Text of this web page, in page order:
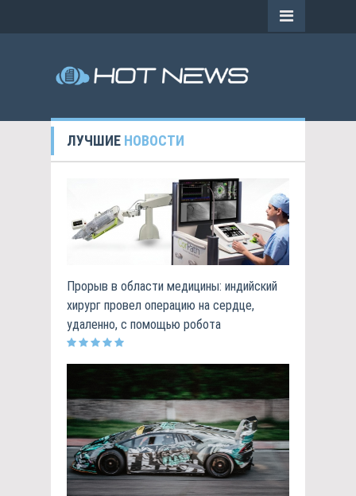
ЛУЧШИЕ НОВОСТИ
Прорыв в области медицины: индийский
хирург провел операцию на сердце,
удаленно, с помощью робота